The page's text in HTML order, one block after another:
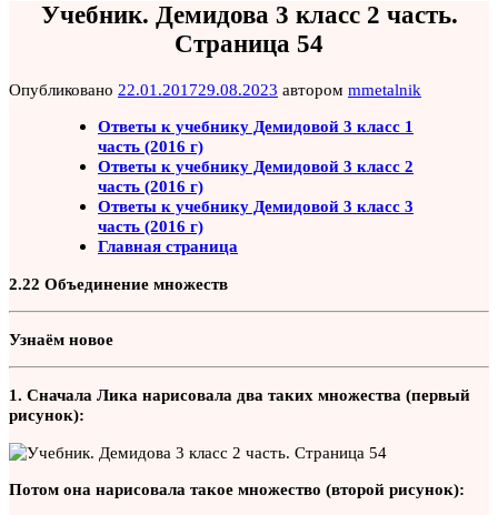
Учебник. Демидова 3 класс 2 часть.
Страница 54
Опубликовано 22.01.201729.08.2023 автором mmetalnik
Ответы к учебнику Демидовой 3 класс 1
часть (2016 г)
Ответы к учебнику Демидовой 3 класс 2
часть (2016 г)
Ответы к учебнику Демидовой 3 класс 3
часть (2016 г)
Главная страница
2.22 Объединение множеств
Узнаём новое
1. Сначала Лика нарисовала два таких множества (первый
рисунок):
Потом она нарисовала такое множество (второй рисунок):